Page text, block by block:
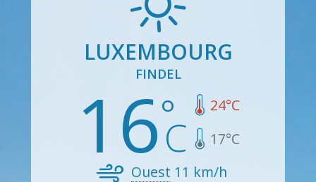
LUXEMBOURG
FINDEL
16 24°C
17°C
Ouest 11 km/h